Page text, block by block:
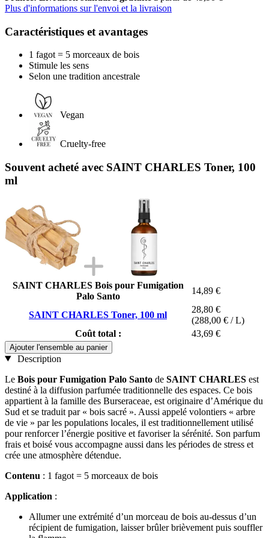
Plus d'informations sur l'envoi et la livraison
Caractéristiques et avantages
1 fagot = 5 morceaux de bois
Stimule les sens
Selon une tradition ancestrale
Vegan
Cruelty-free
Souvent acheté avec SAINT CHARLES Toner, 100
ml
SAINT CHARLES Bois pour Fumigation
Palo Santo
14,89 €
SAINT CHARLES Toner, 100 ml
28,80 €
(288,00 € / L)
Coût total :
43,69 €
Ajouter l'ensemble au panier
Description
Le Bois pour Fumigation Palo Santo de SAINT CHARLES est
destiné à la diffusion parfumée traditionnelle des espaces. Ce bois
appartient à la famille des Burseraceae, est originaire d’Amérique du
Sud et se traduit par « bois sacré ». Aussi appelé volontiers « arbre
de vie » par les populations locales, il est traditionnellement utilisé
pour renforcer l’énergie positive et favoriser la sérénité. Son parfum
frais et boisé vous accompagne aussi dans les périodes de stress et
crée une atmosphère détendue.
Contenu : 1 fagot = 5 morceaux de bois
Application :
Allumer une extrémité d’un morceau de bois au-dessus d’un
récipient de fumigation, laisser brûler brièvement puis souffler